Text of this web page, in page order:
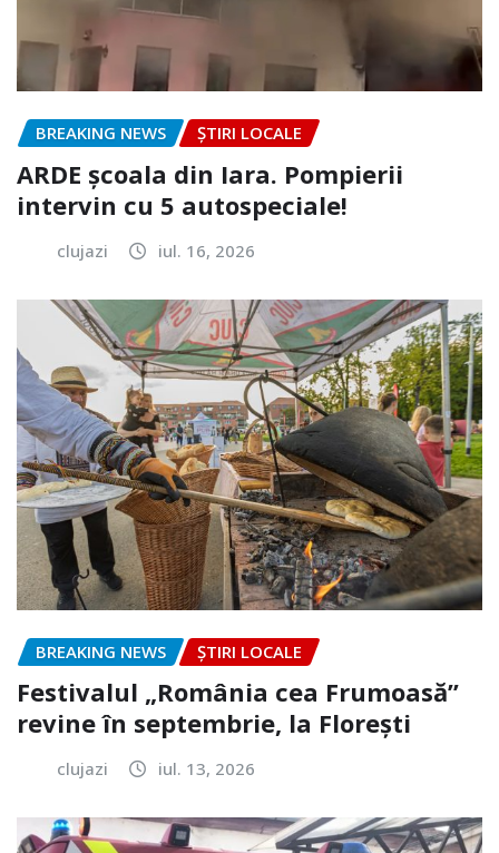
BREAKING NEWS ȘTIRI LOCALE
ARDE școala din Iara. Pompierii
intervin cu 5 autospeciale!
clujazi iul. 16, 2026
BREAKING NEWS ȘTIRI LOCALE
Festivalul „România cea Frumoasă”
revine în septembrie, la Florești
clujazi iul. 13, 2026